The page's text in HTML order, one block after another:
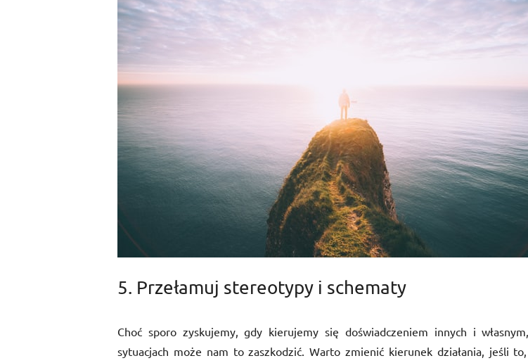
5. Przełamuj stereotypy i schematy
Choć sporo zyskujemy, gdy kierujemy się doświadczeniem innych i
sytuacjach może nam to zaszkodzić. Warto zmienić kierunek działania, jeśli